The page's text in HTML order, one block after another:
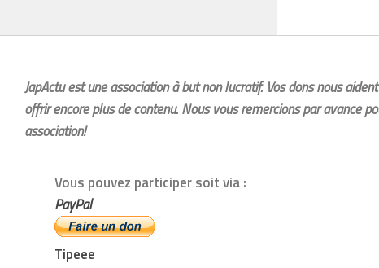
JapActu est une association à but non lucratif. Vos dons nous
offrir encore plus de contenu. Nous vous remercions par avance
association!
Vous pouvez participer soit via :
PayPal
Tipeee